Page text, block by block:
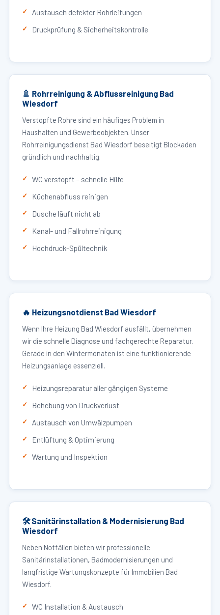
Austausch defekter Rohrleitungen
Druckprüfung & Sicherheitskontrolle
🚿 Rohrreinigung & Abflussreinigung Bad
Wiesdorf
Verstopfte Rohre sind ein häufiges Problem in
Haushalten und Gewerbeobjekten. Unser
Rohrreinigungsdienst Bad Wiesdorf beseitigt Blockaden
gründlich und nachhaltig.
WC verstopft – schnelle Hilfe
Küchenabfluss reinigen
Dusche läuft nicht ab
Kanal- und Fallrohrreinigung
Hochdruck-Spültechnik
🔥 Heizungsnotdienst Bad Wiesdorf
Wenn Ihre Heizung Bad Wiesdorf ausfällt, übernehmen
wir die schnelle Diagnose und fachgerechte Reparatur.
Gerade in den Wintermonaten ist eine funktionierende
Heizungsanlage essenziell.
Heizungsreparatur aller gängigen Systeme
Behebung von Druckverlust
Austausch von Umwälzpumpen
Entlüftung & Optimierung
Wartung und Inspektion
🛠 Sanitärinstallation & Modernisierung Bad
Wiesdorf
Neben Notfällen bieten wir professionelle
Sanitärinstallationen, Badmodernisierungen und
langfristige Wartungskonzepte für Immobilien Bad
Wiesdorf.
WC Installation & Austausch